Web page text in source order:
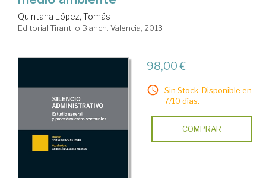
Quintana López, Tomás
Editorial Tirant lo Blanch. Valencia, 2013
98,00 €
Sin Stock. Disponible en
7/10 días.
COMPRAR